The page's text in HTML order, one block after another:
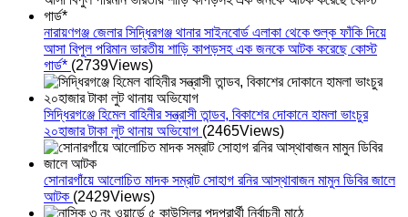
নারায়ণগঞ্জ জেলার সিদ্ধিরগঞ্জ থানার সাইনবোর্ড এলাকা থেকে শুল্ক ফাঁকি দিয়ে
আসা বিপুল পরিমান ভারতীয় শাড়ি কাপড়সহ এক জনকে আটক করেছে কোস্ট
গার্ড* (2739Views)
সিদ্ধিরগঞ্জে হিমেল বাহিনীর সন্ত্রাসী তান্ডব, বিকাশের দোকানে হামলা ভাংচুর
২০হাজার টাকা লুট থানায় অভিযোগ (2465Views)
সোনারগাঁয়ে আলোচিত মাদক সম্রাট সোহাগ রনির আস্থাবাজন মামুন ডিবির জালে
আটক (2429Views)